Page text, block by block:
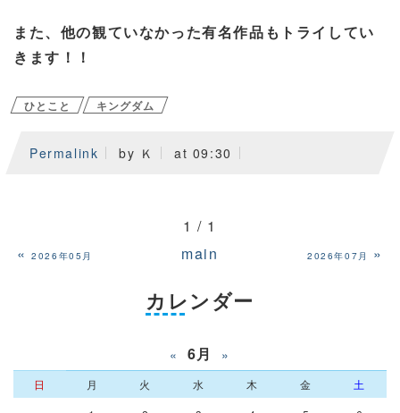
また、他の観ていなかった有名作品もトライしてい
きます！！
ひとこと キングダム
Permalink by Ｋ at 09:30
1 / 1
«2026年05月 main 2026年07月 »
カレンダー
« 6月 »
日 月 火 水 木 金
土